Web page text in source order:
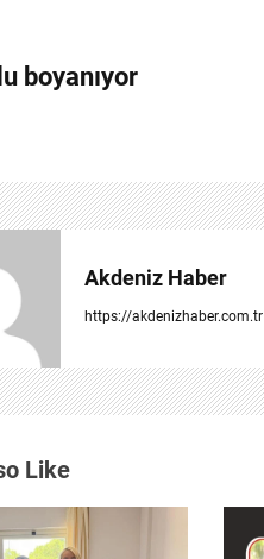
boyanıyor
Akdeniz Haber
https://akdenizhaber.com.tr
Like